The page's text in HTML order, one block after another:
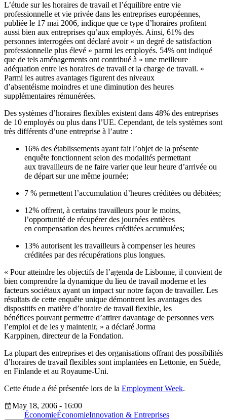
L’étude sur les horaires de travail et l’équilibre entre vie
professionnelle et vie privée dans les entreprises européennes,
publiée le 17 mai 2006, indique que ce type d’horaires profitent
aussi bien aux entreprises qu’aux employés. Ainsi, 61% des
personnes interrogées ont déclaré avoir « un degré de satisfaction
professionnelle plus élevé » parmi les employés. 54% ont indiqué
que de tels aménagements ont contribué à « une meilleure
adéquation entre les horaires de travail et la charge de travail. »
Parmi les autres avantages figurent des niveaux
d’absentéisme moindres et une diminution des heures
supplémentaires rémunérées.
Des systèmes d’horaires flexibles existent dans 48% des entreprises
de 10 employés ou plus dans l’UE. Cependant, de tels systèmes sont
très différents d’une entreprise à l’autre :
16% des établissements ayant fait l’objet de la présente
enquête fonctionnent selon des modalités permettant
aux travailleurs de ne faire varier que leur heure d’arrivée ou
de départ sur une même journée;
7 % permettent l’accumulation d’heures créditées ou débitées;
12% offrent, à certains travailleurs pour le moins,
l’opportunité de récupérer des journées entières
en compensation des heures créditées accumulées;
13% autorisent les travailleurs à compenser les heures
créditées par des récupérations plus longues.
« Pour atteindre les objectifs de l’agenda de Lisbonne, il convient de
bien comprendre la dynamique du lieu de travail moderne et les
facteurs sociétaux ayant un impact sur notre façon de travailler. Les
résultats de cette enquête unique démontrent les avantages des
dispositifs en matière d’horaire de travail flexible, les
bénéfices pouvant permettre d’attirer davantage de personnes vers
l’emploi et de les y maintenir, » a déclaré Jorma
Karppinen, directeur de la Fondation.
La plupart des entreprises et des organisations offrant des possibilités
d’horaires de travail flexibles sont implantées en Lettonie, en Suède,
en Finlande et au Royaume-Uni.
Cette étude a été présentée lors de la Employment Week.
May 18, 2006 - 16:00
ÉconomieÉconomieInnovation & Entreprises